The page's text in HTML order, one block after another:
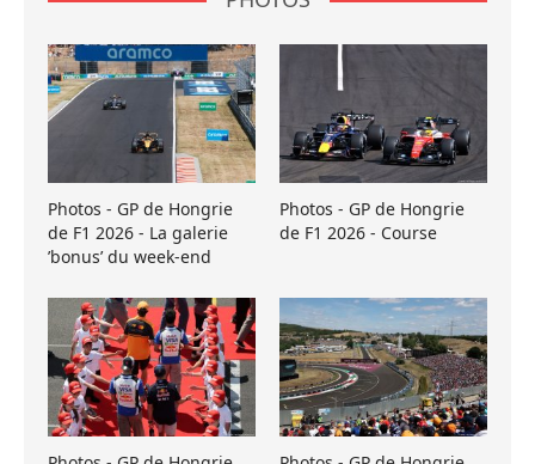
Photos - GP de Hongrie
de F1 2026 - La galerie
’bonus’ du week-end
Photos - GP de Hongrie
de F1 2026 - Course